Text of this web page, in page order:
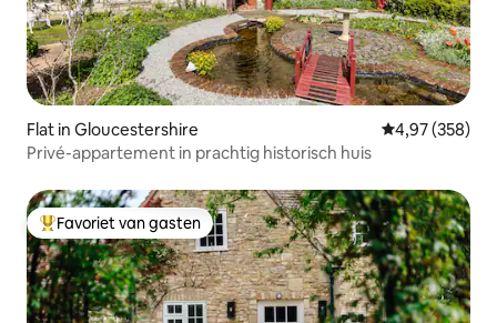
Flat in Gloucestershire Gemiddelde
4,97 (358)
Privé-appartement in prachtig historisch huis
Topfavoriet van gasten
Favoriet van gasten